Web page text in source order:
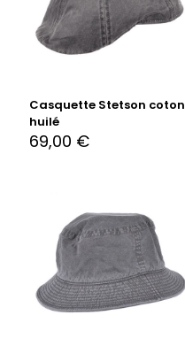
Casquette Stetson coton
huilé
69,00 €